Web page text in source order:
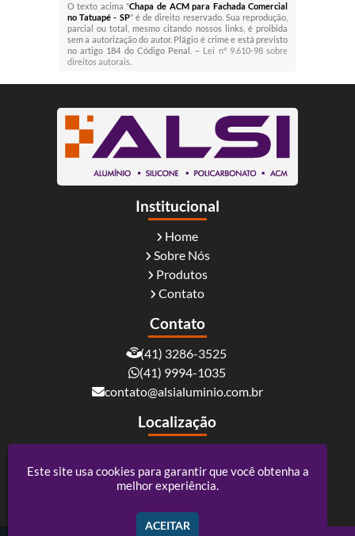
O texto acima "Chapa de ACM para Fachada Comercial
no Tatuapé - SP" é de direito reservado. Sua reprodução,
parcial ou total, mesmo citando nossos links, é proibida
sem a autorização do autor. Plágio é crime e está previsto
no artigo 184 do Código Penal. – Lei n° 9.610-98 sobre
direitos autorais.
Institucional
Home
Sobre Nós
Produtos
Contato
Contato
(41) 3286-3525
(41) 9994-1035
contato@alsialuminio.com.br
Localização
Curitiba / PR - CEP: 81730-060
Este site usa cookies para garantir que você obtenha a
melhor experiência.
ACEITAR